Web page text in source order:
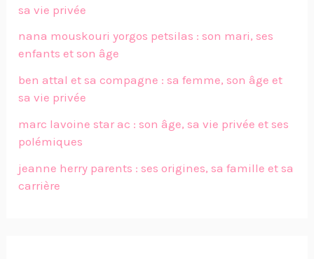
sa vie privée
nana mouskouri yorgos petsilas : son mari, ses
enfants et son âge
ben attal et sa compagne : sa femme, son âge et
sa vie privée
marc lavoine star ac : son âge, sa vie privée et ses
polémiques
jeanne herry parents : ses origines, sa famille et sa
carrière